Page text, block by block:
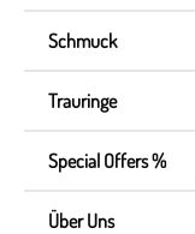
Schmuck
Trauringe
Special Offers %
Über Uns